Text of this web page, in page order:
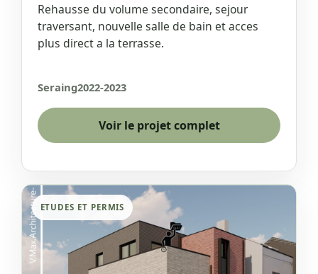
Rehausse du volume secondaire, sejour
traversant, nouvelle salle de bain et acces
plus direct a la terrasse.
Seraing2022-2023
Voir le projet complet
ETUDES ET PERMIS